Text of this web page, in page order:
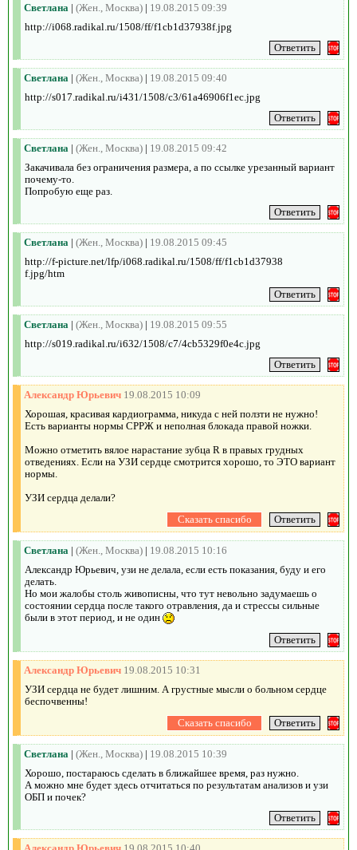
Светлана | (Жен., Москва) | 19.08.2015 09:39
http://i068.radikal.ru/1508/ff/f1cb1d37938f.jpg
Светлана | (Жен., Москва) | 19.08.2015 09:40
http://s017.radikal.ru/i431/1508/c3/61a46906f1ec.jpg
Светлана | (Жен., Москва) | 19.08.2015 09:42
Закачивала без ограничения размера, а по ссылке урезанный вариант
почему-то.
Попробую еще раз.
Светлана | (Жен., Москва) | 19.08.2015 09:45
http://f-picture.net/lfp/i068.radikal.ru/1508/ff/f1cb1d37938
f.jpg/htm
Светлана | (Жен., Москва) | 19.08.2015 09:55
http://s019.radikal.ru/i632/1508/c7/4cb5329f0e4c.jpg
Александр Юрьевич 19.08.2015 10:09
Хорошая, красивая кардиограмма, никуда с ней ползти не нужно!
Есть варианты нормы СРРЖ и неполная блокада правой ножки.
Можно отметить вялое нарастание зубца R в правых грудных
отведениях. Если на УЗИ сердце смотрится хорошо, то ЭТО вариант
нормы.
УЗИ сердца делали?
Светлана | (Жен., Москва) | 19.08.2015 10:16
Александр Юрьевич, узи не делала, если есть показания, буду и его
делать.
Но мои жалобы столь живописны, что тут невольно задумаешь о
состоянии сердца после такого отравления, да и стрессы сильные
были в этот период, и не один
Александр Юрьевич 19.08.2015 10:31
УЗИ сердца не будет лишним. А грустные мысли о больном сердце
беспочвенны!
Светлана | (Жен., Москва) | 19.08.2015 10:39
Хорошо, постараюсь сделать в ближайшее время, раз нужно.
А можно мне будет здесь отчитаться по результатам анализов и узи
ОБП и почек?
Александр Юрьевич 19.08.2015 10:40